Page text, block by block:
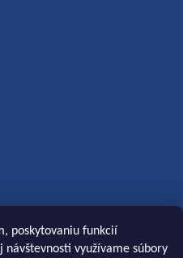
poskytovaniu funkcií
návštevnosti využívame súbory